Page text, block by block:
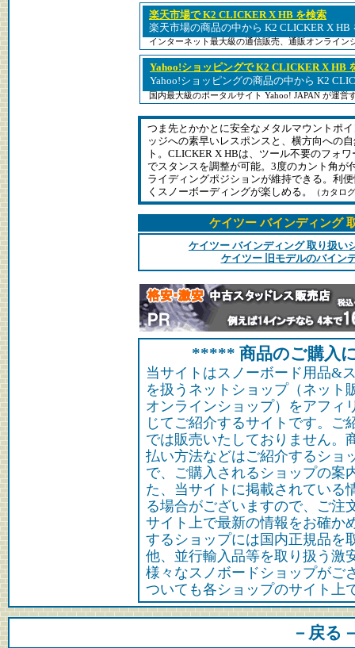
楽天市場で K2 CLICKER X HB を検索
楽天市場の商品の中から K2 CLICKER X HB
インターネット最大級の通信販売、通販オンライン
Yahoo!ショッピングで K2 CLICKER X HB
Yahoo!ショッピングの商品の中から K2
国内最大級のポータルサイト Yahoo! JAPAN が運営
つま先とかかとに安全なメタルマウントポ
ッジへの素早いレスポンスと、横方向への
ト。CLICKER X HBは、ツール不要のフォ
でスタンスを調整が可能。3度のカント角が
ライディングポジションが維持できる。利
くスノーボーディングが楽しめる。
（カタロ
ケイツー バインディング
ケイツー バインディング 取り扱い
ケイツー 旧モデルのバイン
***** 商品のご購入
当サイトはスノーボード用品&
を扱うネットショップ（ネット
オンラインショップ）をアフィ
じてご紹介するサイトです。ご
では販売いたしておりません。
払い方法などはご紹介するショ
で、ご購入されるショップの案
た、当サイトに掲載されている
る場合がございますので、ご注
サイト上で最新の情報をお確か
するショップには国内正規品を
他、並行輸入品等を取り扱う激
様々なスノボードショップがご
ついても各ショップのサイト上
－戻る